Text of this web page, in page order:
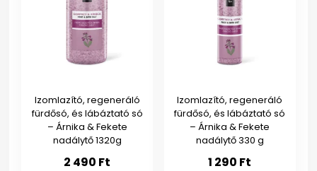
Izomlazító, regeneráló
fürdősó, és lábáztató só
– Árnika & Fekete
nadálytő 1320g
2 490 Ft
Izomlazító, regeneráló
fürdősó, és lábáztató só
– Árnika & Fekete
nadálytő 330 g
1 290 Ft